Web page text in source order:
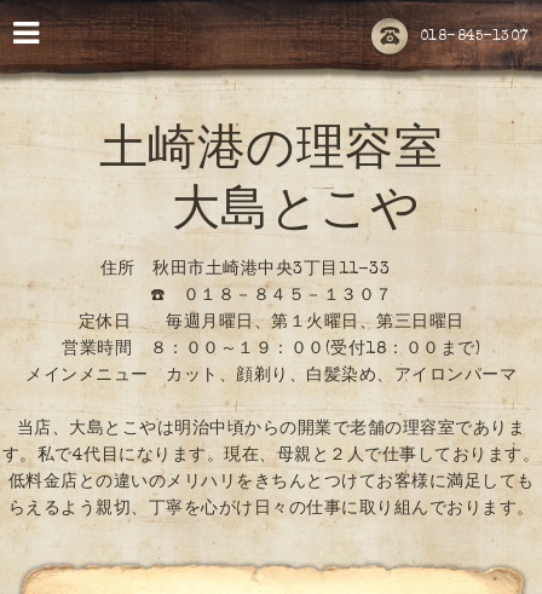
018-845-1307
土崎港の理容室
大島とこや
住所 秋田市土崎港中央3丁目11-33
☎️ ０１８－８４５－１３０７
定休日 毎週月曜日、第１火曜日、第三日曜日
営業時間 ８：００～１９：００(受付18：００まで)
メインメニュー カット、顔剃り、白髪染め、アイロンパーマ
当店、大島とこやは明治中頃からの開業で老舗の理容室でありま
す。私で4代目になります。現在、母親と２人で仕事しております。
低料金店との違いのメリハリをきちんとつけてお客様に満足しても
らえるよう親切、丁寧を心がけ日々の仕事に取り組んでおります。